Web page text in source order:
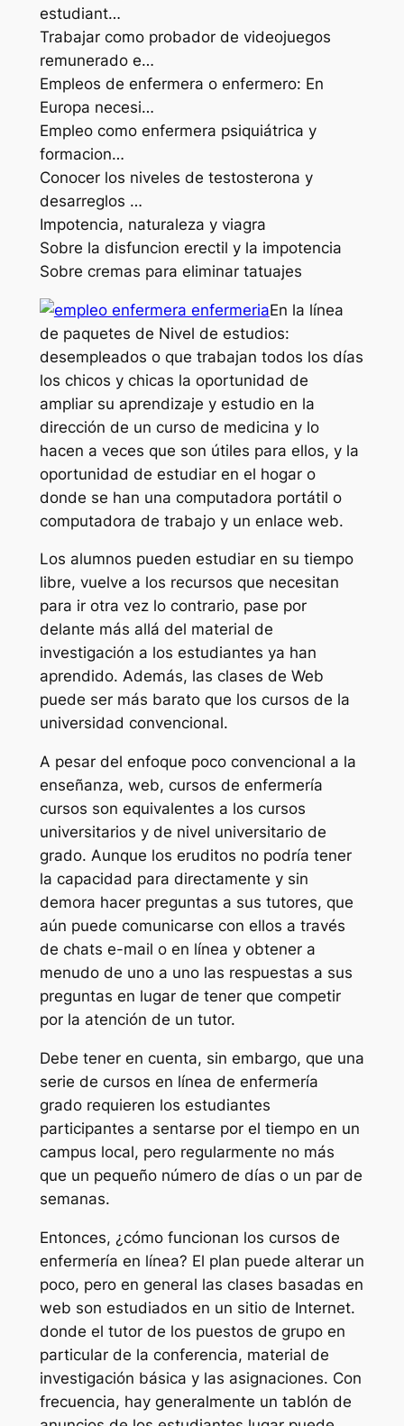
estudiant…
Trabajar como probador de videojuegos
remunerado e…
Empleos de enfermera o enfermero: En
Europa necesi…
Empleo como enfermera psiquiátrica y
formacion…
Conocer los niveles de testosterona y
desarreglos …
Impotencia, naturaleza y viagra
Sobre la disfuncion erectil y la impotencia
Sobre cremas para eliminar tatuajes
En la línea
de paquetes de Nivel de estudios:
desempleados o que trabajan todos los días
los chicos y chicas la oportunidad de
ampliar su aprendizaje y estudio en la
dirección de un curso de medicina y lo
hacen a veces que son útiles para ellos, y la
oportunidad de estudiar en el hogar o
donde se han una computadora portátil o
computadora de trabajo y un enlace web.
Los alumnos pueden estudiar en su tiempo
libre, vuelve a los recursos que necesitan
para ir otra vez lo contrario, pase por
delante más allá del material de
investigación a los estudiantes ya han
aprendido. Además, las clases de Web
puede ser más barato que los cursos de la
universidad convencional.
A pesar del enfoque poco convencional a la
enseñanza, web, cursos de enfermería
cursos son equivalentes a los cursos
universitarios y de nivel universitario de
grado. Aunque los eruditos no podría tener
la capacidad para directamente y sin
demora hacer preguntas a sus tutores, que
aún puede comunicarse con ellos a través
de chats e-mail o en línea y obtener a
menudo de uno a uno las respuestas a sus
preguntas en lugar de tener que competir
por la atención de un tutor.
Debe tener en cuenta, sin embargo, que una
serie de cursos en línea de enfermería
grado requieren los estudiantes
participantes a sentarse por el tiempo en un
campus local, pero regularmente no más
que un pequeño número de días o un par de
semanas.
Entonces, ¿cómo funcionan los cursos de
enfermería en línea? El plan puede alterar un
poco, pero en general las clases basadas en
web son estudiados en un sitio de Internet.
donde el tutor de los puestos de grupo en
particular de la conferencia, material de
investigación básica y las asignaciones. Con
frecuencia, hay generalmente un tablón de